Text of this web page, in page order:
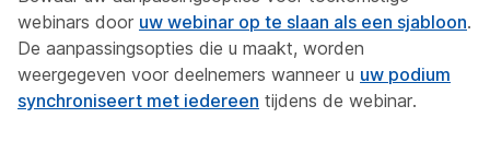
webinars door uw webinar op te slaan als een sjabloon.
De aanpassingsopties die u maakt, worden
weergegeven voor deelnemers wanneer u uw podium
synchroniseert met iedereen tijdens de webinar.